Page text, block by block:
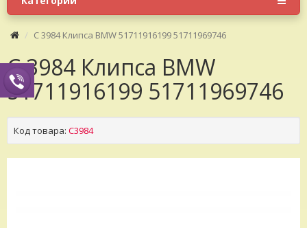
C 3984 Клипса BMW 51711916199 51711969746
C 3984 Клипса BMW
51711916199 51711969746
Код товара: C3984